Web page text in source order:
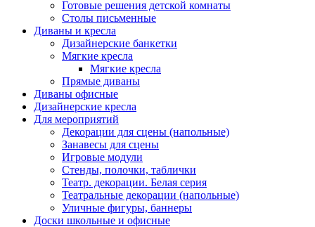
Готовые решения детской комнаты
Столы письменные
Диваны и кресла
Дизайнерские банкетки
Мягкие кресла
Мягкие кресла
Прямые диваны
Диваны офисные
Дизайнерские кресла
Для мероприятий
Декорации для сцены (напольные)
Занавесы для сцены
Игровые модули
Стенды, полочки, таблички
Театр. декорации. Белая серия
Театральные декорации (напольные)
Уличные фигуры, баннеры
Доски школьные и офисные